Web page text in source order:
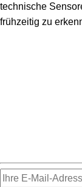
technische
frühzeitig zu